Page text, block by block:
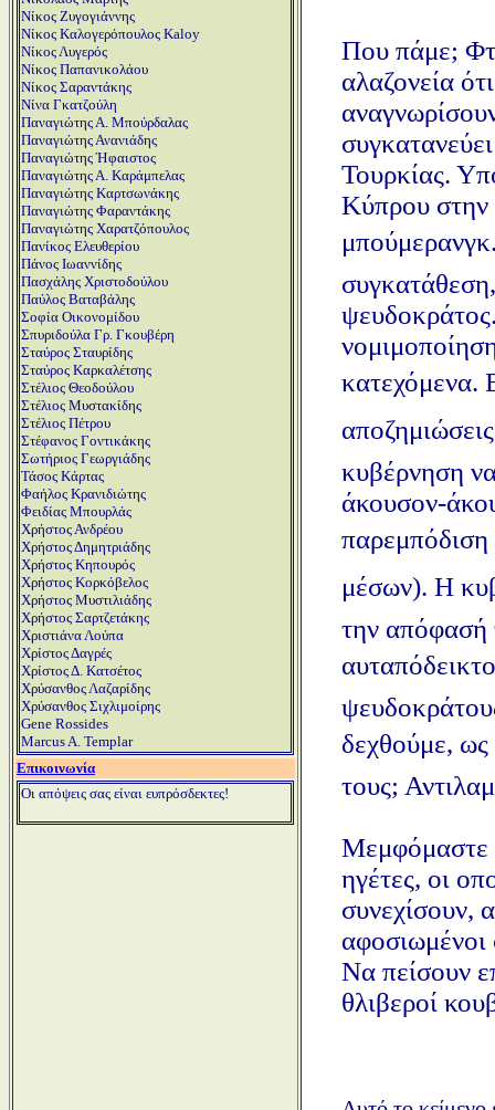
Νίκος Ζυγογιάννης
Νίκος Καλογερόπουλος Kaloy
Νίκος Λυγερός
Νίκος Παπανικολάου
Νίκος Σαραντάκης
Νίνα Γκατζούλη
Παναγιώτης Α. Μπούρδαλας
Παναγιώτης Ανανιάδης
Παναγιώτης Ήφαιστος
Παναγιώτης Α. Καράμπελας
Παναγιώτης Καρτσωνάκης
Παναγιώτης Φαραντάκης
Παναγιώτης Χαρατζόπουλος
Πανίκος Ελευθερίου
Πάνος Ιωαννίδης
Πασχάλης Χριστοδούλου
Παύλος Βαταβάλης
Σοφία Οικονομίδου
Σπυριδούλα Γρ. Γκουβέρη
Σταύρος Σταυρίδης
Σταύρος Καρκαλέτσης
Στέλιος Θεοδούλου
Στέλιος Μυστακίδης
Στέλιος Πέτρου
Στέφανος Γοντικάκης
Σωτήριος Γεωργιάδης
Τάσος Κάρτας
Φαήλος Κρανιδιώτης
Φειδίας Μπουρλάς
Χρήστος Ανδρέου
Χρήστος Δημητριάδης
Χρήστος Κηπουρός
Χρήστος Κορκόβελος
Χρήστος Μυστιλιάδης
Χρήστος Σαρτζετάκης
Χριστιάνα Λούπα
Χρίστος Δαγρές
Χρίστος Δ. Κατσέτος
Χρύσανθος Λαζαρίδης
Χρύσανθος Σιχλιμοίρης
Gene Rossides
Marcus A. Templar
Επικοινωνία
Οι απόψεις σας είναι ευπρόσδεκτες!
Που πάμε;
αλαζονεία
Τουρκίας.
Κύπρου στην
ψευδοκράτος.
κατεχόμενα.
κυβέρνηση
άκουσον-
παρεμπόδιση
μέσων). Η
την απόφασή
δεχθούμε, ως
τους;
Μεμφόμαστε
ηγέτες, οι
συνεχίσουν,
Να πείσουν
θλιβεροί